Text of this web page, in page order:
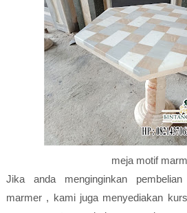
meja motif
Jika anda menginginkan
marmer , kami juga menyediakan